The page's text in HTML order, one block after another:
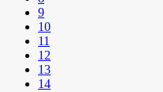
9
10
11
12
13
14